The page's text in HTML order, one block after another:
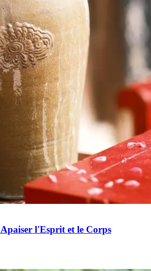
l'Esprit et le Corps